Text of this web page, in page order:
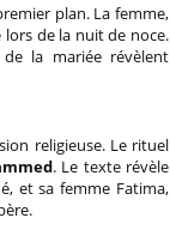
plan. La femme,
de la nuit de noce.
la mariée révèlent
religieuse. Le rituel
. Le texte révèle
et sa femme Fatima,